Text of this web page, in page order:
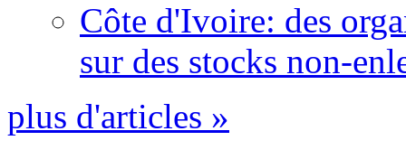
Côte d'Ivoire: des
sur des stocks non-
plus d'articles »